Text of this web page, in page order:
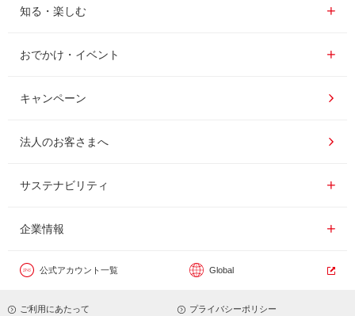
レギュラーコーヒー
インスタントコーヒー
ドリップポッド
知る・楽しむ
知る・楽しむ一覧
おいしいコーヒーの淹れ方
コーヒー百科
レシピ
おでかけ・イベント
おでかけ・イベント情報一覧
UCCコーヒー博物館
UCCコーヒーアカデミー
工場見学
東京ディズニーリゾート®︎
カフェのお仕事体験
キャンペーン
法人のお客さまへ
サステナビリティ
サステナビリティ
企業情報
企業情報一覧
公式アカウント一覧 Global
ご利用にあたって プライバシーポリシー